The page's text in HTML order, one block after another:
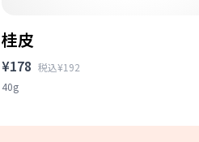
桂皮
¥178 税込¥192
40g